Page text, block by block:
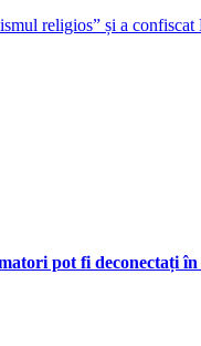
religios” și a
pot fi deconectați în